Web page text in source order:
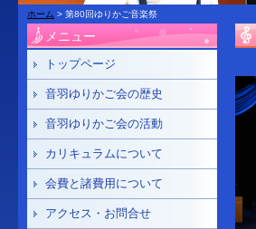
ホーム > 第80回ゆりかご音楽祭
メニュー
トップページ
音羽ゆりかご会の歴史
音羽ゆりかご会の活動
カリキュラムについて
会費と諸費用について
アクセス・お問合せ